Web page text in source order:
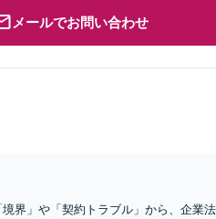
メールでお問い合わせ
界」や「契約トラブル」から、企業